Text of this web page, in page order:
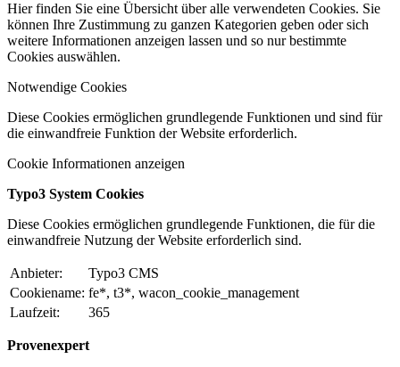
Hier finden Sie eine Übersicht über alle verwendeten Cookies. Sie
können Ihre Zustimmung zu ganzen Kategorien geben oder sich
weitere Informationen anzeigen lassen und so nur bestimmte
Cookies auswählen.
Notwendige Cookies
Diese Cookies ermöglichen grundlegende Funktionen und sind für
die einwandfreie Funktion der Website erforderlich.
Cookie Informationen anzeigen
Typo3 System Cookies
Diese Cookies ermöglichen grundlegende Funktionen, die für die
einwandfreie Nutzung der Website erforderlich sind.
Anbieter:
Typo3 CMS
Cookiename: fe*, t3*, wacon_cookie_management
Laufzeit:
365
Provenexpert